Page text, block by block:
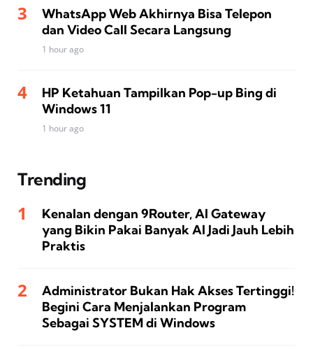
WhatsApp Web Akhirnya Bisa Telepon
dan Video Call Secara Langsung
1 hour ago
HP Ketahuan Tampilkan Pop-up Bing di
Windows 11
1 hour ago
Trending
Kenalan dengan 9Router, AI Gateway
yang Bikin Pakai Banyak AI Jadi Jauh Lebih
Praktis
Administrator Bukan Hak Akses Tertinggi!
Begini Cara Menjalankan Program
Sebagai SYSTEM di Windows